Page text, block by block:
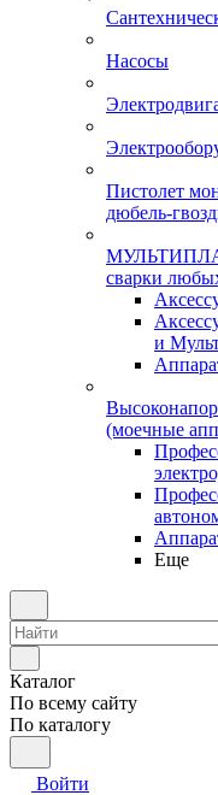
Насосы
Пистолет
дюбель-
МУЛЬТИПЛАЗ
сварки
и
(моечные
Еще
Каталог
По всему сайту
По каталогу
Войти